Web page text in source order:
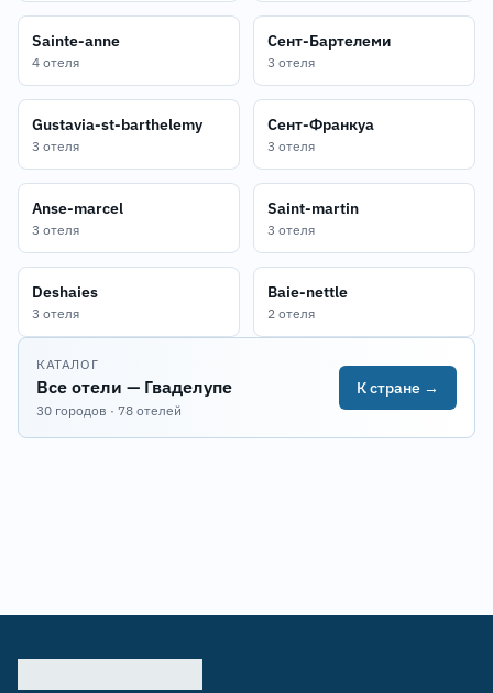
Sainte-anne
4 отеля
Сент-Бартелеми
3 отеля
Gustavia-st-barthelemy
3 отеля
Сент-Франкуа
3 отеля
Anse-marcel
3 отеля
Saint-martin
3 отеля
Deshaies
3 отеля
Baie-nettle
2 отеля
КАТАЛОГ
Все отели — Гваделупе
30 городов · 78 отелей
К стране →